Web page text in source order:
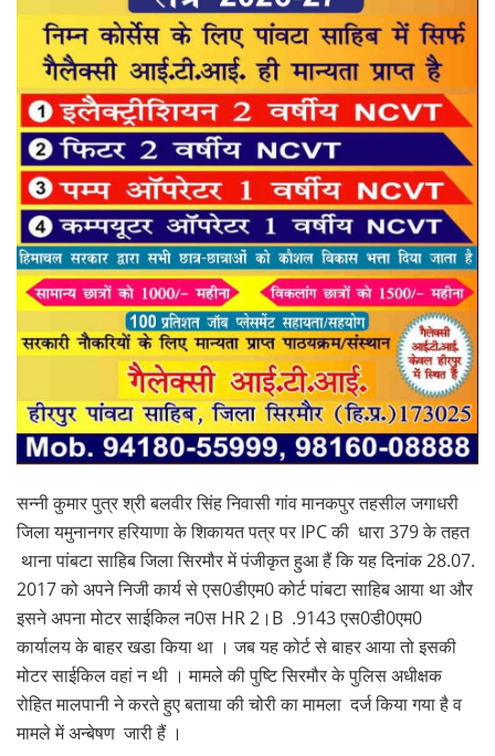
सन्नी कुमार पुत्र श्री बलवीर सिंह निवासी गांव मानकपुर तहसील जगाधरी
जिला यमुनानगर हरियाणा के शिकायत पत्र पर IPC की धारा 379 के तहत
थाना पांबटा साहिब जिला सिरमौर में पंजीकृत हुआ हैं कि यह दिनांक 28.07.
2017 को अपने निजी कार्य से एस0डीएम0 कोर्ट पांबटा साहिब आया था और
इसने अपना मोटर साईकिल न0स HR 2।B .9143 एस0डी0एम0
कार्यालय के बाहर खडा किया था । जब यह कोर्ट से बाहर आया तो इसकी
मोटर साईकिल वहां न थी । मामले की पुष्टि सिरमौर के पुलिस अधीक्षक
रोहित मालपानी ने करते हुए बताया की चोरी का मामला दर्ज किया गया है व
मामले में अन्बेषण जारी हैं ।